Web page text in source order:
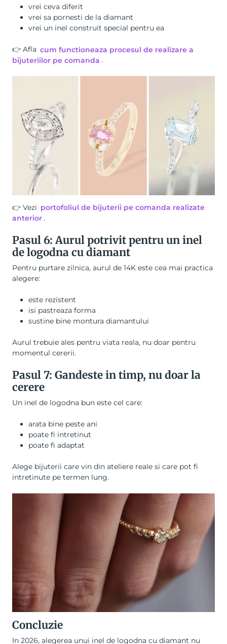
vrei ceva diferit
vrei sa pornesti de la diamant
vrei un inel construit special pentru ea
👉 Afla cum functioneaza procesul de realizare a
bijuteriilor pe comanda .
👉 Vezi portofoliul de bijuterii pe comanda realizate
anterior.
Pasul 6: Aurul potrivit pentru un inel
de logodna cu diamant
Pentru purtare zilnica, aurul de 14K este cea mai practica
alegere:
este rezistent
isi pastreaza forma
sustine bine montura diamantului
Aurul trebuie ales pentru viata reala, nu doar pentru
momentul cererii.
Pasul 7: Gandeste in timp, nu doar la
cerere
Un inel de logodna bun este cel care:
arata bine peste ani
poate fi intretinut
poate fi adaptat
Alege bijuterii care vin din ateliere reale si care pot fi
intretinute pe termen lung.
Concluzie
In 2026, alegerea unui inel de logodna cu diamant nu